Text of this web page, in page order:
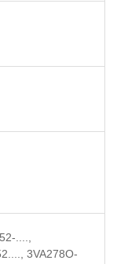
....,
3VA278O-